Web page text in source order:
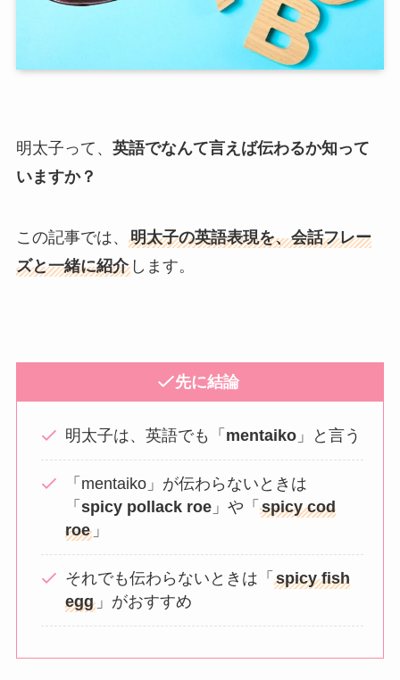
明太子って、 英語でなんて言えば伝わるか知って
いますか？
この記事では、 明太子の英語表現を、会話フレー
ズと一緒に紹介します。
先に結論
明太子は、英語でも「 mentaiko」と言う
「mentaiko」が伝わらないときは
「 spicy pollack roe」や「 spicy cod
roe」
それでも伝わらないときは「 spicy fish
egg」がおすすめ